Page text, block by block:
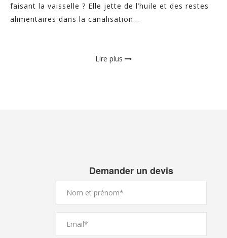
faisant la vaisselle ? Elle jette de l’huile et des restes
alimentaires dans la canalisation...
Lire plus
Demander un devis